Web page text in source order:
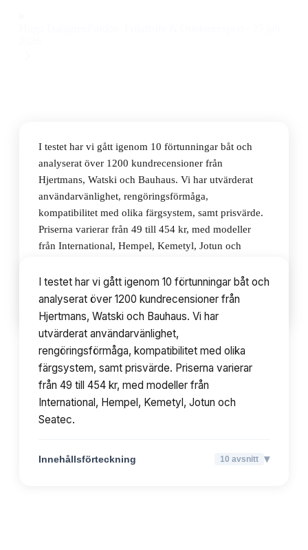
I testet har vi gått igenom 10 förtunningar båt och
analyserat över 1200 kundrecensioner från
Hjertmans, Watski och Bauhaus. Vi har utvärderat
användarvänlighet, rengöringsförmåga,
kompatibilitet med olika färgsystem, samt prisvärde.
Priserna varierar från 49 till 454 kr, med modeller
från International, Hempel, Kemetyl, Jotun och
Innehållsförteckning 10avsnitt
I testet har vi gått igenom 10 förtunningar båt och
analyserat över 1200 kundrecensioner från
Hjertmans, Watski och Bauhaus. Vi har
utvärderat användarvänlighet,
rengöringsförmåga, kompatibilitet med olika
färgsystem, samt prisvärde. Priserna varierar
från 49 till 454 kr, med modeller från
International, Hempel, Kemetyl, Jotun och
Seatec.
Innehållsförteckning 10 avsnitt ▾